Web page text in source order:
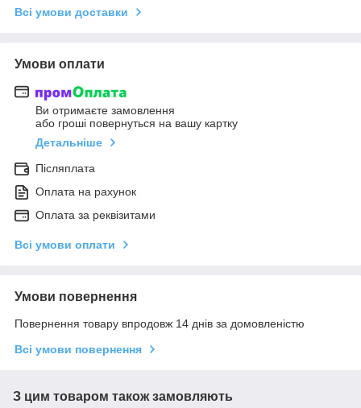
Всі умови доставки
Умови оплати
Ви отримаєте замовлення
або гроші повернуться на вашу картку
Детальніше
Післяплата
Оплата на рахунок
Оплата за реквізитами
Всі умови оплати
Умови повернення
Повернення товару впродовж 14 днів за домовленістю
Всі умови повернення
З цим товаром також замовляють